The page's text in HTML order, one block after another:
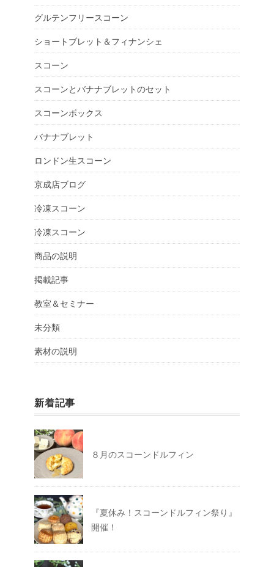
グルテンフリースコーン
ショートブレット＆フィナンシェ
スコーン
スコーンとバナナブレットのセット
スコーンボックス
バナナブレット
ロンドン生スコーン
京成店ブログ
冷凍スコーン
冷凍スコーン
商品の説明
掲載記事
教室＆セミナー
未分類
素材の説明
新着記事
８月のスコーンドルフィン
『夏休み！スコーンドルフィン祭り』
開催！